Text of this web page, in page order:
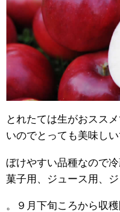
とれたては生がおスス
いのでとっても美味しい
ぼけやすい品種なので
菓子用、ジュース用、
。９月下旬ころから収